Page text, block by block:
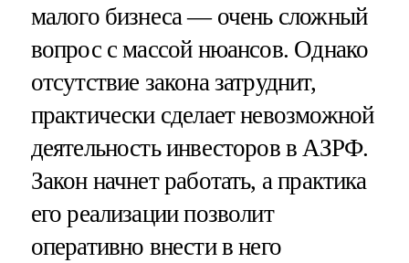
малого бизнеса — очень сложный
вопрос с массой нюансов. Однако
отсутствие закона затруднит,
практически сделает невозможной
деятельность инвесторов в АЗРФ.
Закон начнет работать, а практика
его реализации позволит
оперативно внести в него